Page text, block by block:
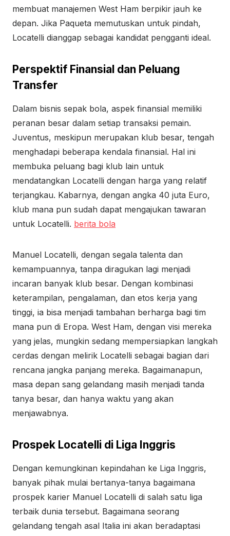
membuat manajemen West Ham berpikir jauh ke
depan. Jika Paqueta memutuskan untuk pindah,
Locatelli dianggap sebagai kandidat pengganti ideal.
Perspektif Finansial dan Peluang
Transfer
Dalam bisnis sepak bola, aspek finansial memiliki
peranan besar dalam setiap transaksi pemain.
Juventus, meskipun merupakan klub besar, tengah
menghadapi beberapa kendala finansial. Hal ini
membuka peluang bagi klub lain untuk
mendatangkan Locatelli dengan harga yang relatif
terjangkau. Kabarnya, dengan angka 40 juta Euro,
klub mana pun sudah dapat mengajukan tawaran
untuk Locatelli. berita bola
Manuel Locatelli, dengan segala talenta dan
kemampuannya, tanpa diragukan lagi menjadi
incaran banyak klub besar. Dengan kombinasi
keterampilan, pengalaman, dan etos kerja yang
tinggi, ia bisa menjadi tambahan berharga bagi tim
mana pun di Eropa. West Ham, dengan visi mereka
yang jelas, mungkin sedang mempersiapkan langkah
cerdas dengan melirik Locatelli sebagai bagian dari
rencana jangka panjang mereka. Bagaimanapun,
masa depan sang gelandang masih menjadi tanda
tanya besar, dan hanya waktu yang akan
menjawabnya.
Prospek Locatelli di Liga Inggris
Dengan kemungkinan kepindahan ke Liga Inggris,
banyak pihak mulai bertanya-tanya bagaimana
prospek karier Manuel Locatelli di salah satu liga
terbaik dunia tersebut. Bagaimana seorang
gelandang tengah asal Italia ini akan beradaptasi